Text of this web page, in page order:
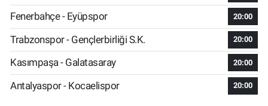
Fenerbahçe - Eyüpspor 20:00
Trabzonspor - Gençlerbirliği S.K. 20:00
Kasımpaşa - Galatasaray 20:00
Antalyaspor - Kocaelispor 20:00